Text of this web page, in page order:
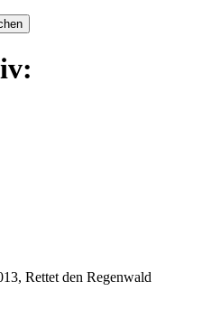
Rettet den Regenwald